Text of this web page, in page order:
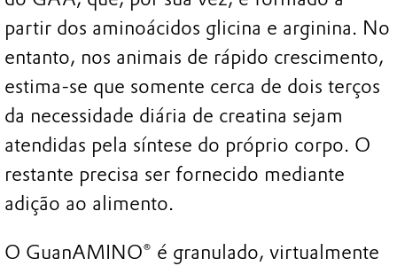
partir dos aminoácidos glicina e arginina. No
entanto, nos animais de rápido crescimento,
estima-se que somente cerca de dois terços
da necessidade diária de creatina sejam
atendidas pela síntese do próprio corpo. O
restante precisa ser fornecido mediante
adição ao alimento.
O GuanAMINO® é granulado, virtualmente